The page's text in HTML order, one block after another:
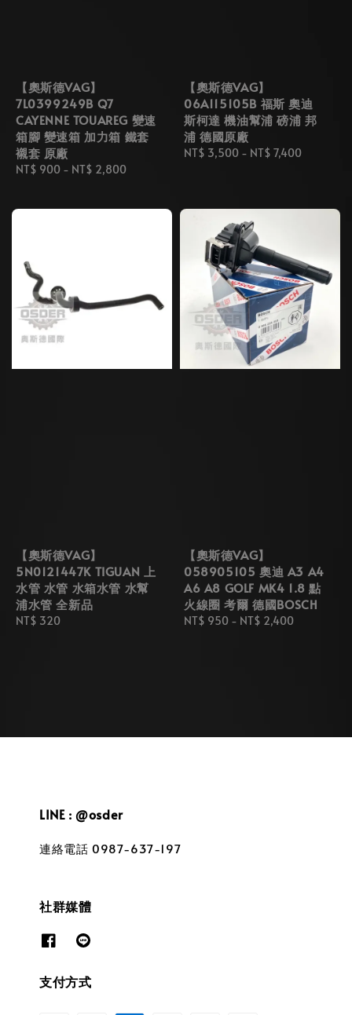
【奧斯德VAG】
7L0399249B Q7
CAYENNE TOUAREG 變速
箱腳 變速箱 加力箱 鐵套
襯套 原廠
Regular
NT$ 900 - NT$ 2,800
【奧斯德VAG】
06A115105B 福斯 奧迪
斯柯達 機油幫浦 磅浦 邦
浦 德國原廠
Regular
NT$ 3,500 - NT$ 7,400
【奧斯德VAG】
5N0121447K TIGUAN 上
水管 水管 水箱水管 水幫
浦水管 全新品
Regular
NT$ 320
【奧斯德VAG】
058905105 奧迪 A3 A4
A6 A8 GOLF MK4 1.8 點
火線圈 考爾 德國BOSCH
Regular
NT$ 950 - NT$ 2,400
LINE : @osder
連絡電話 0987-637-197
社群媒體
支付方式